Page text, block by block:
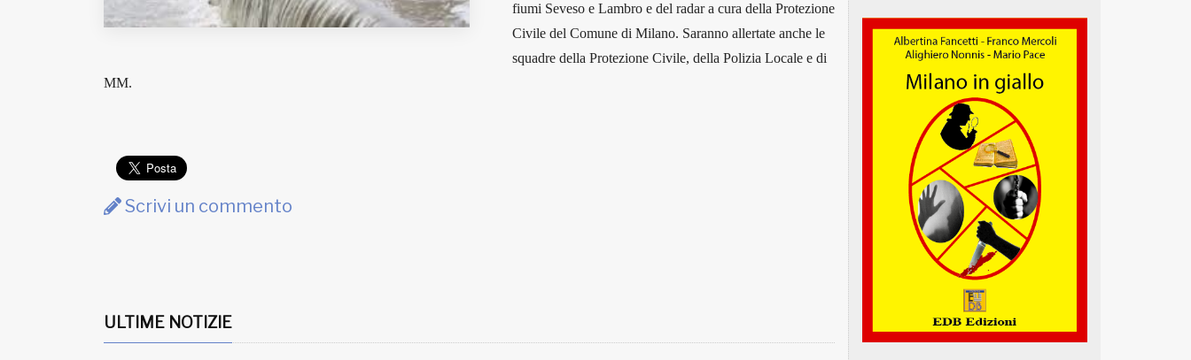
fiumi Sevesoe Lambro e del radar a cura della Protezione
Civile del Comune di Milano. Saranno allertate anche le
squadre della Protezione Civile, della Polizia Locale e di
MM.
Scrivi un commento
ULTIME NOTIZIE